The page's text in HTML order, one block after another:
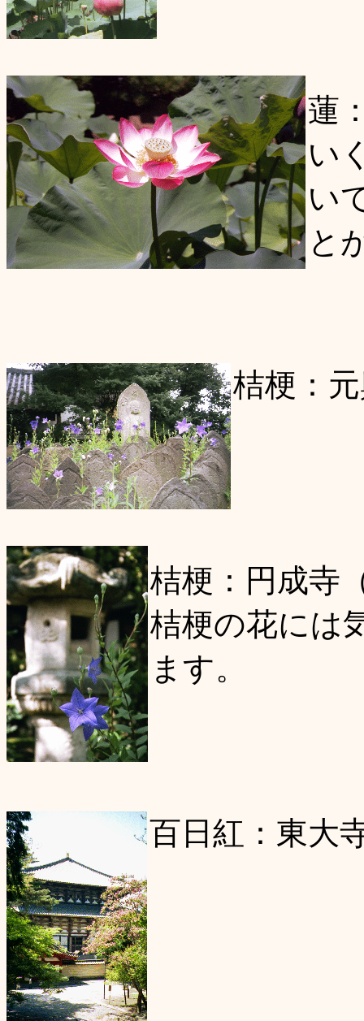
蓮
い
い
と
桔梗：
桔梗：円成寺
桔梗の花には
ます。
百日紅：東大